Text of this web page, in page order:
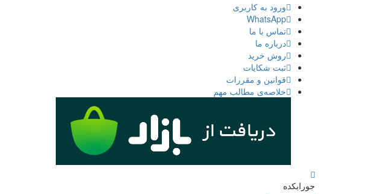
ورود به كاربری
WhatsApp
تماس با ما
درباره ما
روش خرید
ثبت شكايات
قوانین و مقررات
خلاصه‌ی مطالب مهم
جورابکده